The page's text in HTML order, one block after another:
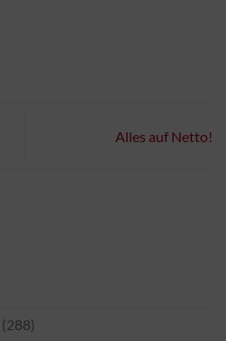
Alles auf Netto!
(288)